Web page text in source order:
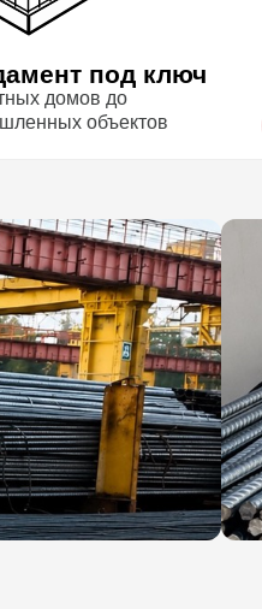
под ключ
домов до
объектов